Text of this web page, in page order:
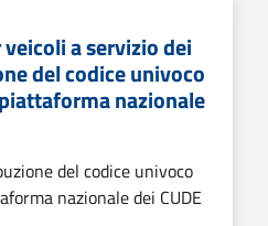
a servizio dei
del codice univoco
nazionale
del codice univoco
nazionale dei CUDE